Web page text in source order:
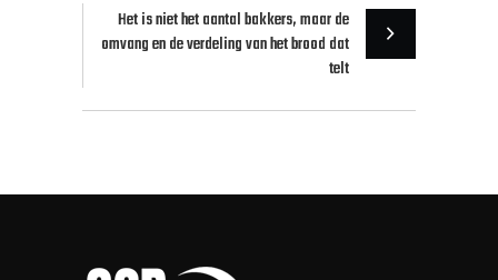
Het is niet het aantal bakkers, maar de
omvang en de verdeling van het brood dat
telt